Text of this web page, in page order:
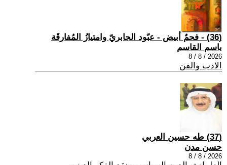
(36) - فحمٌ أبيض - عبّود الجابريّ وامتيازُ المُفارقَة
باسم القاسم
2026 / 8 / 8
الادب والفن
(37) طه حسين العربي
حسن مدن
2026 / 8 / 8